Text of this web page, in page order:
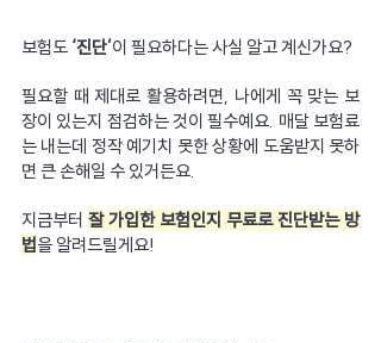
보험도 ‘진단’이 필요하다는 사실 알고 계신가요?
필요할 때 제대로 활용하려면, 나에게 꼭 맞는 보
장이 있는지 점검하는 것이 필수예요. 매달 보험료
는 내는데 정작 예기치 못한 상황에 도움받지 못하
면 큰 손해일 수 있거든요.
지금부터 잘 가입한 보험인지 무료로 진단받는 방
법을 알려드릴게요!